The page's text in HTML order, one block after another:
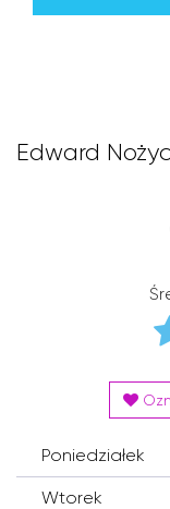
Edward
Poniedziałek
Wtorek